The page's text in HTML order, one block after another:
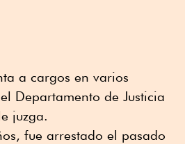
a cargos en varios
Departamento de Justicia
juzga.
fue arrestado el pasado